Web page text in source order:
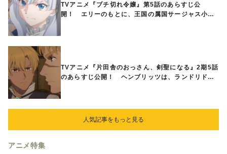
TVアニメ『ブチ切れ令嬢』第5話のあらすじ公
開！ エリーのもとに、王国の属国サージャス小王
TVアニメ『片田舎のおっさん、剣聖になる』2期5話
のあらすじ公開！ ヘンブリッツは、ランドリドに
人気記事をもっと見る
アニメ特集